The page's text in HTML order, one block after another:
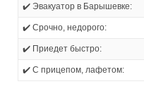
✔️ Эвакуатор в Барышевке:
✔️ Срочно, недорого:
✔️ Приедет быстро:
✔️ С прицепом, лафетом: